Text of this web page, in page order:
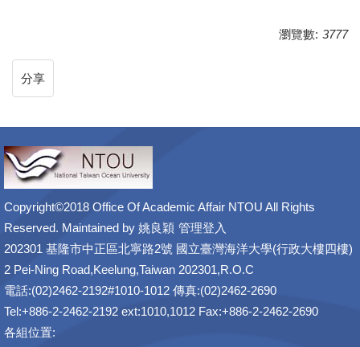
瀏覽數: 3777
分享
Copyright©2018 Office Of Academic Affair NTOU All Rights
Reserved. Maintained by 姚良穎 管理登入
202301 基隆市中正區北寧路2號 國立臺灣海洋大學(行政大樓四樓)
2 Pei-Ning Road,Keelung,Taiwan 202301,R.O.C
電話:(02)2462-2192#1010-1012 傳真:(02)2462-2690
Tel:+886-2-2462-2192 ext:1010,1012 Fax:+886-2-2462-2690
各組位置: